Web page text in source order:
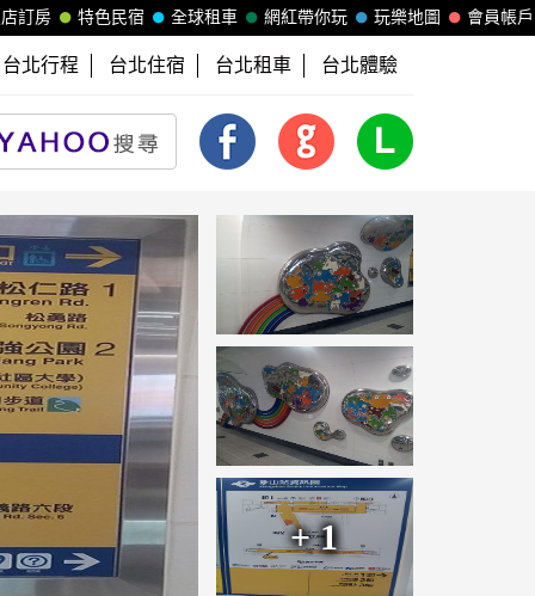
會員帳戶
玩樂地圖
網紅帶你玩
全球租車
特色民宿
訂房
台北行程 台北住宿 台北租車 台北體驗
+ 1